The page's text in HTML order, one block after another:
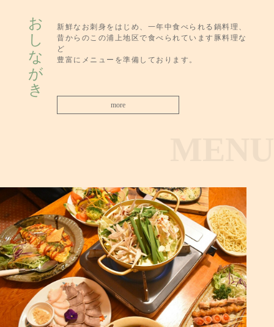
おしながき
新鮮なお刺身をはじめ、一年中食べられる鍋料理、
昔からのこの浦上地区で食べられています豚料理な
ど
豊富にメニューを準備しております。
more